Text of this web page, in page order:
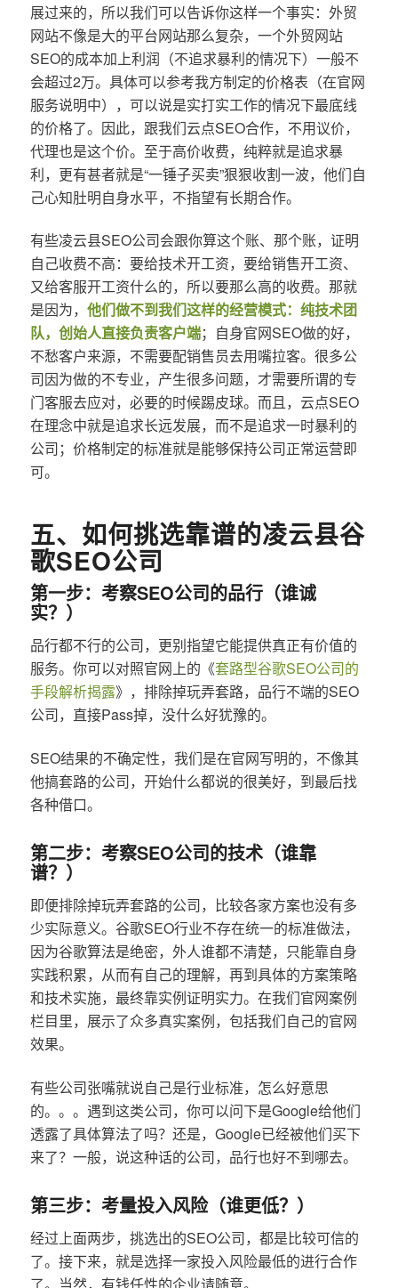
展过来的，所以我们可以告诉你这样一个事实：外贸
网站不像是大的平台网站那么复杂，一个外贸网站
SEO的成本加上利润（不追求暴利的情况下）一般不
会超过2万。具体可以参考我方制定的价格表（在官网
服务说明中），可以说是实打实工作的情况下最底线
的价格了。因此，跟我们云点SEO合作，不用议价，
代理也是这个价。至于高价收费，纯粹就是追求暴
利，更有甚者就是“一锤子买卖”狠狠收割一波，他们自
己心知肚明自身水平，不指望有长期合作。
有些凌云县SEO公司会跟你算这个账、那个账，证明
自己收费不高：要给技术开工资，要给销售开工资、
又给客服开工资什么的，所以要那么高的收费。那就
是因为， 他们做不到我们这样的经营模式：纯技术团
队，创始人直接负责客户端；自身官网SEO做的好，
不愁客户来源，不需要配销售员去用嘴拉客。很多公
司因为做的不专业，产生很多问题，才需要所谓的专
门客服去应对，必要的时候踢皮球。而且，云点SEO
在理念中就是追求长远发展，而不是追求一时暴利的
公司；价格制定的标准就是能够保持公司正常运营即
可。
五、如何挑选靠谱的凌云县谷
歌SEO公司
第一步：考察SEO公司的品行（谁诚
实？）
品行都不行的公司，更别指望它能提供真正有价值的
服务。你可以对照官网上的《套路型谷歌SEO公司的
手段解析揭露》，排除掉玩弄套路，品行不端的SEO
公司，直接Pass掉，没什么好犹豫的。
SEO结果的不确定性，我们是在官网写明的，不像其
他搞套路的公司，开始什么都说的很美好，到最后找
各种借口。
第二步：考察SEO公司的技术（谁靠
谱？）
即便排除掉玩弄套路的公司，比较各家方案也没有多
少实际意义。谷歌SEO行业不存在统一的标准做法，
因为谷歌算法是绝密，外人谁都不清楚，只能靠自身
实践积累，从而有自己的理解，再到具体的方案策略
和技术实施，最终靠实例证明实力。在我们官网案例
栏目里，展示了众多真实案例，包括我们自己的官网
效果。
有些公司张嘴就说自己是行业标准，怎么好意思
的。。。遇到这类公司，你可以问下是Google给他们
透露了具体算法了吗？还是，Google已经被他们买下
来了？一般，说这种话的公司，品行也好不到哪去。
第三步：考量投入风险（谁更低？）
经过上面两步，挑选出的SEO公司，都是比较可信的
了。接下来，就是选择一家投入风险最低的进行合作